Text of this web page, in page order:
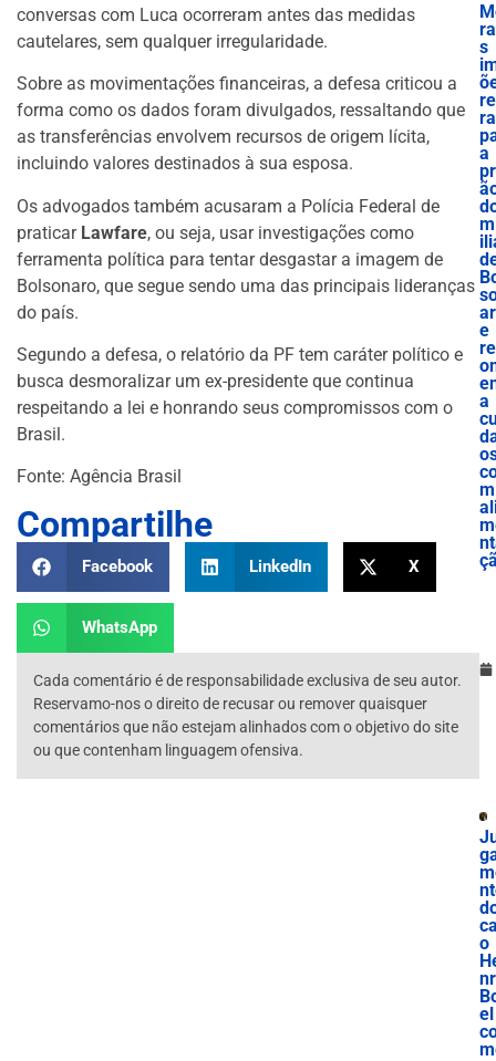
conversas com Luca ocorreram antes das medidas
cautelares, sem qualquer irregularidade.
Sobre as movimentações financeiras, a defesa criticou a
forma como os dados foram divulgados, ressaltando que
as transferências envolvem recursos de origem lícita,
incluindo valores destinados à sua esposa.
Os advogados também acusaram a Polícia Federal de
praticar Lawfare, ou seja, usar investigações como
ferramenta política para tentar desgastar a imagem de
Bolsonaro, que segue sendo uma das principais lideranças
do país.
Segundo a defesa, o relatório da PF tem caráter político e
busca desmoralizar um ex-presidente que continua
respeitando a lei e honrando seus compromissos com o
Brasil.
Fonte: Agência Brasil
Compartilhe
Facebook LinkedIn X
WhatsApp
Cada comentário é de responsabilidade exclusiva de seu autor.
Reservamo-nos o direito de recusar ou remover quaisquer
comentários que não estejam alinhados com o objetivo do site
ou que contenham linguagem ofensiva.
s
a
e
a
m
o
el